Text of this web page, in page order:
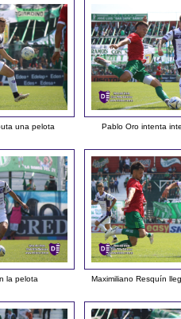
una pelota Pablo Oro intenta
la pelota Maximiliano Resquín